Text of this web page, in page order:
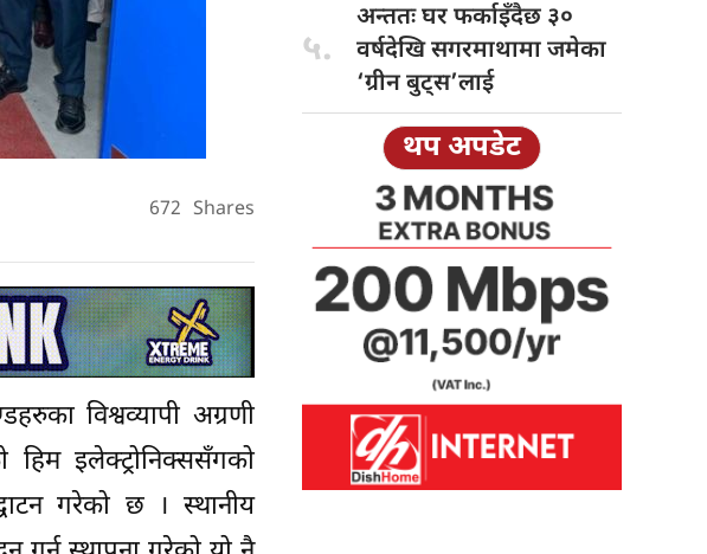
672 Shares
विश्वव्यापी अग्रणी
इलेक्ट्रोनिक्ससँगको
गरेको छ । स्थानीय
५.
अन्ततः घरफर्काइँदैछ ३०
वर्षदेखि सगरमाथामा जमेका
‘ग्रीन बुट्स’लाई
थप अपडेट